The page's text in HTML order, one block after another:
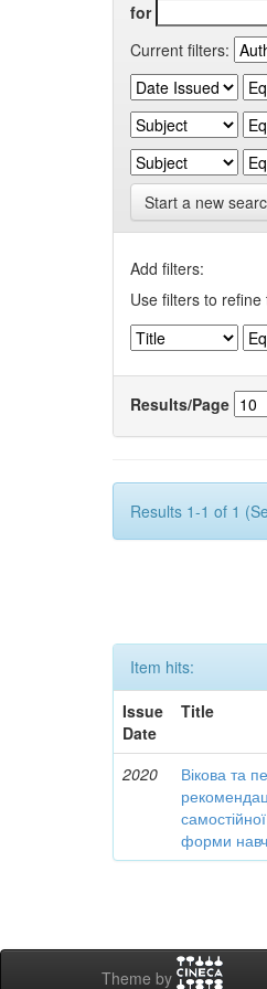
for
Current filters:
Start a new
Add filters:
Use filters to
Results/Page
Results 1-1 of 1
Item hits:
Issue
Date
Title
2020
Вікова та
форми
Theme by